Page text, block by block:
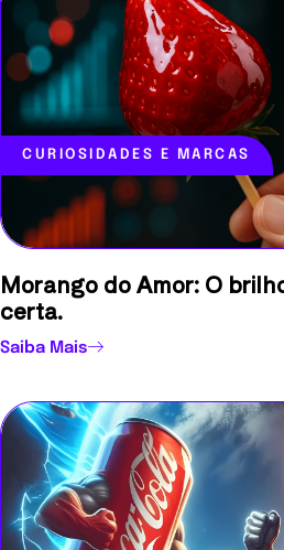
CURIOSIDADES E MARCAS
Morango do Amor: O
certa.
Saiba Mais